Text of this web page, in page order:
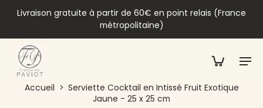
Livraison gratuite à partir de 60€ en point relais (France
métropolitaine)
Accueil > Serviette Cocktail en Intissé Fruit Exotique
Jaune - 25 x 25 cm